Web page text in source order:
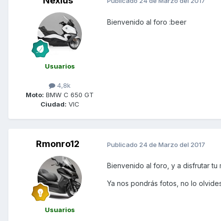
Usuarios
4,8k
Moto: BMW C 650 GT
Ciudad: VIC
Bienvenido al foro :beer
Rmonro12
Usuarios
Publicado 24 de Marzo del 2017
Bienvenido al foro, y a disfrutar tu
Ya nos pondrás fotos, no lo